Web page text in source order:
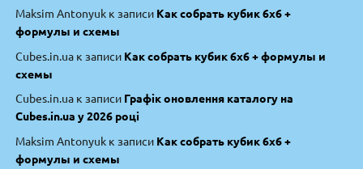
Maksim Antonyuk к записи Как собрать кубик 6х6 +
формулы и схемы
Cubes.in.ua к записи Как собрать кубик 6х6 + формулы и
схемы
Cubes.in.ua к записи Графік оновлення каталогу на
Cubes.in.ua у 2026 році
Maksim Antonyuk к записи Как собрать кубик 6х6 +
формулы и схемы